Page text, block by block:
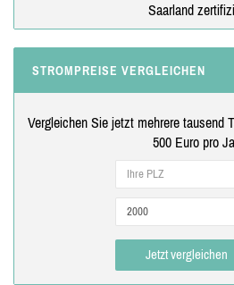
Saarland
STROMPREISE VERGLEICHEN
Vergleichen Sie jetzt mehrere tausend
500 Euro pro
Jetzt vergleichen